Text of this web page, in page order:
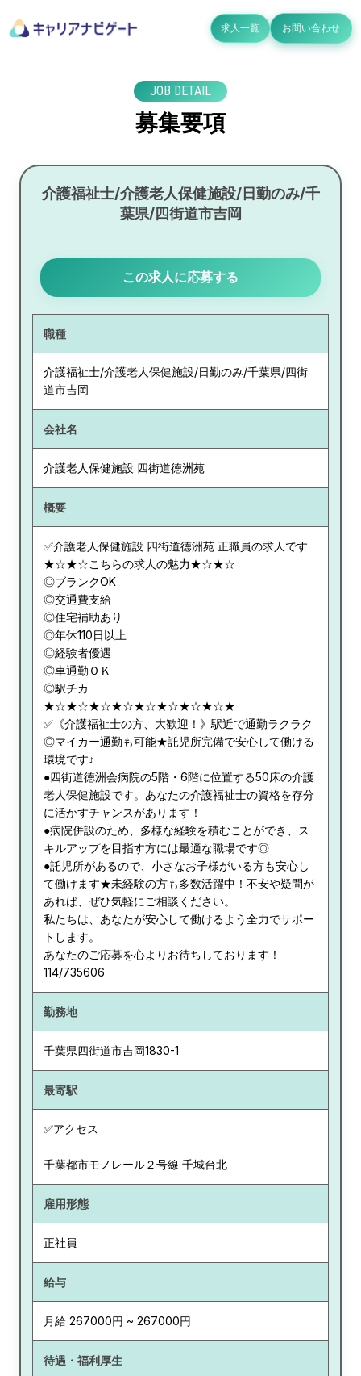
求人一覧 お問い合わせ
JOB DETAIL
募集要項
介護福祉士/介護老人保健施設/日勤のみ/千
葉県/四街道市吉岡
この求人に応募する
職種
介護福祉士/介護老人保健施設/日勤のみ/千葉県/四街
道市吉岡
会社名
介護老人保健施設 四街道徳洲苑
概要
✅介護老人保健施設 四街道徳洲苑 正職員の求人です
★☆★☆こちらの求人の魅力★☆★☆
◎ブランクOK
◎交通費支給
◎住宅補助あり
◎年休110日以上
◎経験者優遇
◎車通勤ＯＫ
◎駅チカ
★☆★☆★☆★☆★☆★☆★☆★☆★
✅《介護福祉士の方、大歓迎！》駅近で通勤ラクラク
◎マイカー通勤も可能★託児所完備で安心して働ける
環境です♪
●四街道徳洲会病院の5階・6階に位置する50床の介護
老人保健施設です。あなたの介護福祉士の資格を存分
に活かすチャンスがあります！
●病院併設のため、多様な経験を積むことができ、ス
キルアップを目指す方には最適な職場です◎
●託児所があるので、小さなお子様がいる方も安心し
て働けます★未経験の方も多数活躍中！不安や疑問が
あれば、ぜひ気軽にご相談ください。
私たちは、あなたが安心して働けるよう全力でサポー
トします。
あなたのご応募を心よりお待ちしております！
114/735606
勤務地
千葉県四街道市吉岡1830-1
最寄駅
✅アクセス
千葉都市モノレール２号線 千城台北
雇用形態
正社員
給与
月給 267000円 ~ 267000円
待遇・福利厚生